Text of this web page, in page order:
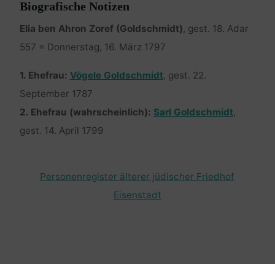
Biografische Notizen
Elia ben Ahron Zoref (Goldschmidt), gest. 18. Adar
557 = Donnerstag, 16. März 1797
1. Ehefrau: Vögele Goldschmidt, gest. 22.
September 1787
2. Ehefrau (wahrscheinlich): Sarl Goldschmidt,
gest. 14. April 1799
Personenregister älterer jüdischer Friedhof
Eisenstadt